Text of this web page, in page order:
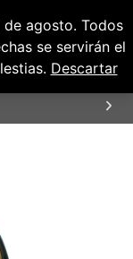
de agosto. Todos
se servirán el
Descartar